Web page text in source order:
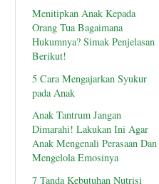
Menitipkan Anak Kepada
Orang Tua Bagaimana
Hukumnya? Simak Penjelasan
Berikut!
5 Cara Mengajarkan Syukur
pada Anak
Anak Tantrum Jangan
Dimarahi! Lakukan Ini Agar
Anak Mengenali Perasaan Dan
Mengelola Emosinya
7 Tanda Kebutuhan Nutrisi